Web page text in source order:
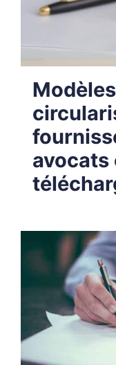
avocats